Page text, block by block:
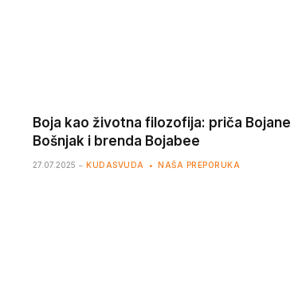
Boja kao životna filozofija: priča Bojane
Bošnjak i brenda Bojabee
27.07.2025 KUDASVUDA NAŠA PREPORUKA